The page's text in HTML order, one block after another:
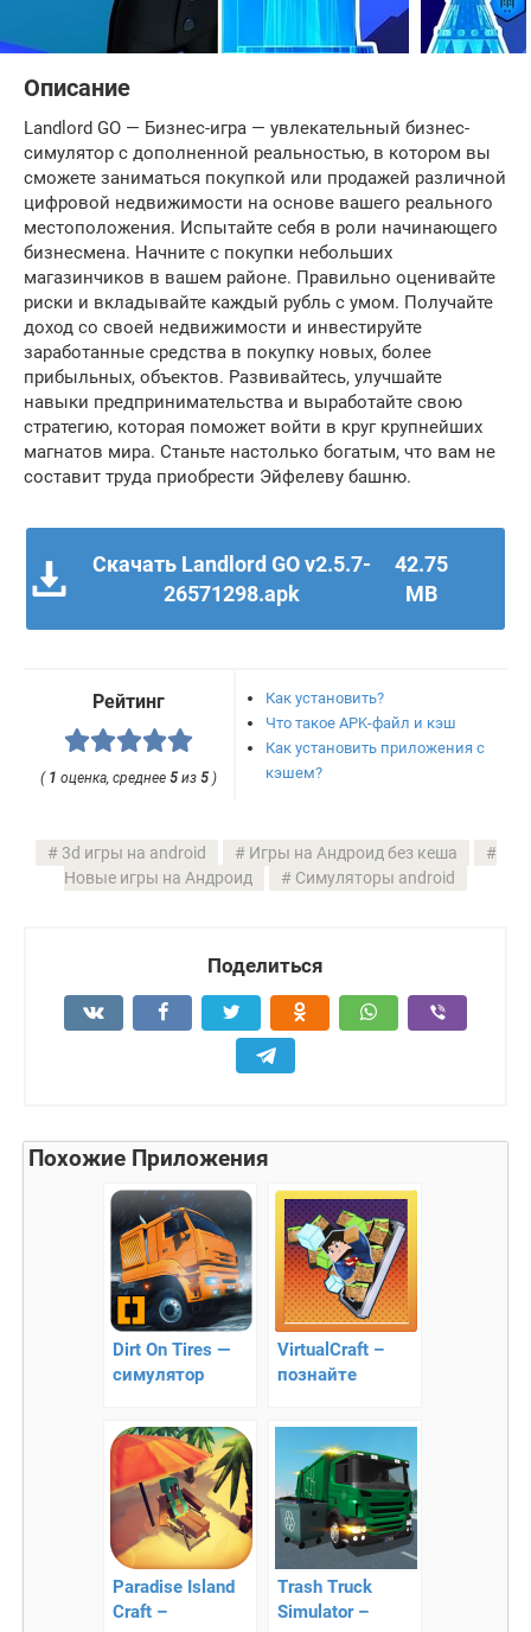
Описание
Landlord GO — Бизнес-игра — увлекательный бизнес-
симулятор с дополненной реальностью, в котором вы
сможете заниматься покупкой или продажей различной
цифровой недвижимости на основе вашего реального
местоположения. Испытайте себя в роли начинающего
бизнесмена. Начните с покупки небольших
магазинчиков в вашем районе. Правильно оценивайте
риски и вкладывайте каждый рубль с умом. Получайте
доход со своей недвижимости и инвестируйте
заработанные средства в покупку новых, более
прибыльных, объектов. Развивайтесь, улучшайте
навыки предпринимательства и выработайте свою
стратегию, которая поможет войти в круг крупнейших
магнатов мира. Станьте настолько богатым, что вам не
составит труда приобрести Эйфелеву башню.
Скачать Landlord GO v2.5.7-
26571298.apk
42.75
MB
Рейтинг
( 1 оценка, среднее5 из5 )
Как установить?
Что такое APK-файл и кэш
Как установить приложения с
кэшем?
3d игры на android
Игры на Андроид без кеша
Новые игры на Андроид
Симуляторы android
Поделиться
Похожие Приложения
Dirt On Tires —
симулятор
VirtualCraft –
познайте
реальность
Paradise Island
Craft –
Trash Truck
Simulator –